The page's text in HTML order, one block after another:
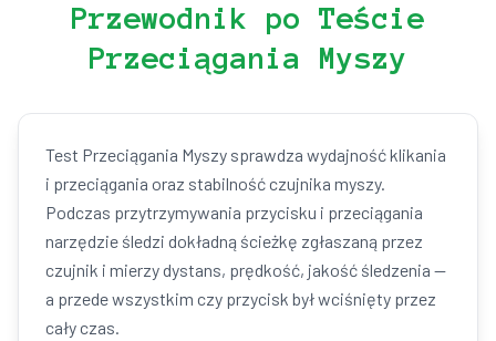
Przewodnik po Teście
Przeciągania Myszy
Test Przeciągania Myszy sprawdza wydajność klikania
i przeciągania oraz stabilność czujnika myszy.
Podczas przytrzymywania przycisku i przeciągania
narzędzie śledzi dokładną ścieżkę zgłaszaną przez
czujnik i mierzy dystans, prędkość, jakość śledzenia —
a przede wszystkim czy przycisk był wciśnięty przez
cały czas.